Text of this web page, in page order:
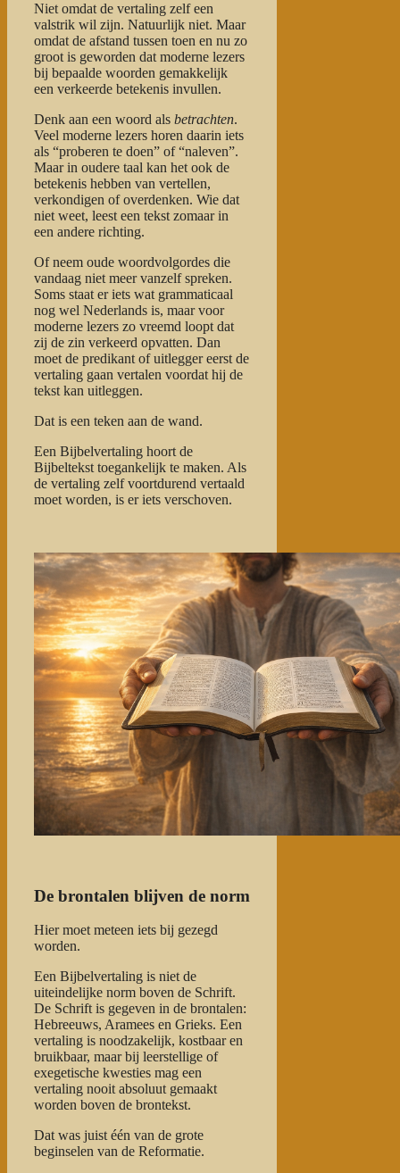
Niet omdat de vertaling zelf een
valstrik wil zijn. Natuurlijk niet. Maar
omdat de afstand tussen toen en nu zo
groot is geworden dat moderne lezers
bij bepaalde woorden gemakkelijk
een verkeerde betekenis invullen.
Denk aan een woord als betrachten.
Veel moderne lezers horen daarin iets
als “proberen te doen” of “naleven”.
Maar in oudere taal kan het ook de
betekenis hebben van vertellen,
verkondigen of overdenken. Wie dat
niet weet, leest een tekst zomaar in
een andere richting.
Of neem oude woordvolgordes die
vandaag niet meer vanzelf spreken.
Soms staat er iets wat grammaticaal
nog wel Nederlands is, maar voor
moderne lezers zo vreemd loopt dat
zij de zin verkeerd opvatten. Dan
moet de predikant of uitlegger eerst de
vertaling gaan vertalen voordat hij de
tekst kan uitleggen.
Dat is een teken aan de wand.
Een Bijbelvertaling hoort de
Bijbeltekst toegankelijk te maken. Als
de vertaling zelf voortdurend vertaald
moet worden, is er iets verschoven.
De brontalen blijven de norm
Hier moet meteen iets bij gezegd
worden.
Een Bijbelvertaling is niet de
uiteindelijke norm boven de Schrift.
De Schrift is gegeven in de brontalen:
Hebreeuws, Aramees en Grieks. Een
vertaling is noodzakelijk, kostbaar en
bruikbaar, maar bij leerstellige of
exegetische kwesties mag een
vertaling nooit absoluut gemaakt
worden boven de brontekst.
Dat was juist één van de grote
beginselen van de Reformatie.